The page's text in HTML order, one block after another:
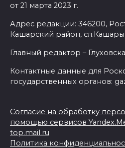
от 21 марта 2023 г.
Адрес редакции: 346200,
Кашарский район,
Главный редактор –
Контактные данные для
государственных органов:
Согласие на обработку
помощью сервисов
top.mail.ru
Политика